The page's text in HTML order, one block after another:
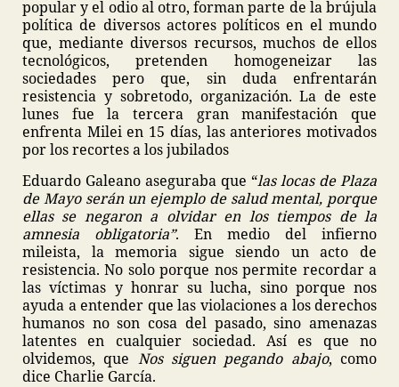
popular y el odio al otro, forman parte de la brújula
política de diversos actores políticos en el mundo
que, mediante diversos recursos, muchos de ellos
tecnológicos, pretenden homogeneizar las
sociedades pero que, sin duda enfrentarán
resistencia y sobretodo, organización. La de este
lunes fue la tercera gran manifestación que
enfrenta Milei en 15 días, las anteriores motivados
por los recortes a los jubilados
Eduardo Galeano aseguraba que “las locas de Plaza
de Mayo serán un ejemplo de salud mental, porque
ellas se negaron a olvidar en los tiempos de la
amnesia obligatoria”. En medio del infierno
mileista, la memoria sigue siendo un acto de
resistencia. No solo porque nos permite recordar a
las víctimas y honrar su lucha, sino porque nos
ayuda a entender que las violaciones a los derechos
humanos no son cosa del pasado, sino amenazas
latentes en cualquier sociedad. Así es que no
olvidemos, que Nos siguen pegando abajo, como
dice Charlie García.